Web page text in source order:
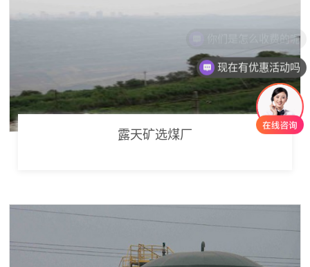
露天矿选煤厂
现在有优惠活动吗